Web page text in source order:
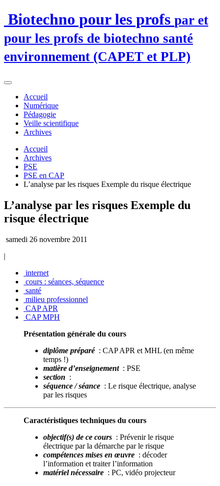
Biotechno pour les profs par et
pour les profs de biotechno santé
environnement (CAPET et PLP)
Accueil
Numérique
Pédagogie
Veille scientifique
Archives
Accueil
Archives
PSE
PSE en CAP
L’analyse par les risques Exemple du risque électrique
L’analyse par les risques Exemple du
risque électrique
samedi 26 novembre 2011
|
internet
cours : séances, séquence
santé
milieu professionnel
CAP APR
CAP MPH
Présentation générale du cours
diplôme préparé : CAP APR et MHL (en même
temps !)
matière d’enseignement : PSE
section :
séquence / séance : Le risque électrique, analyse
par les risques
Caractéristiques techniques du cours
objectif(s) de ce cours : Prévenir le risque
électrique par la démarche par le risque
compétences mises en œuvre : décoder
l’information et traiter l’information
matériel nécessaire : PC, vidéo projecteur